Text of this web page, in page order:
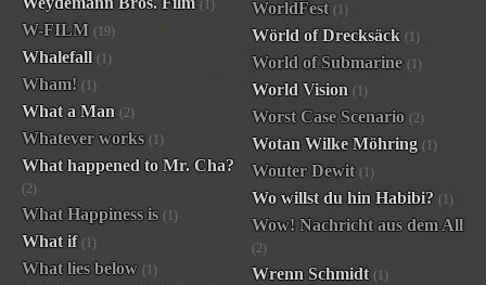
(1)
W-FILM (19)
Whalefall (1)
Wham! (1)
What a Man (2)
Whatever works (1)
What happened to Mr. Cha?
(2)
What Happiness is (1)
What if (1)
What lies below (1)
WorldFest (1)
Wörld of Drecksäck (1)
World of Submarine (1)
World Vision (1)
Worst Case Scenario (2)
Wotan Wilke Möhring (1)
Wouter Dewit (1)
Wo willst du hin Habibi? (1)
Wow! Nachricht aus dem All
(2)
Wrenn Schmidt (1)